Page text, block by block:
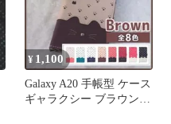
¥ 1,100
Galaxy A20 手帳型 ケース
ギャラクシー ブラウン